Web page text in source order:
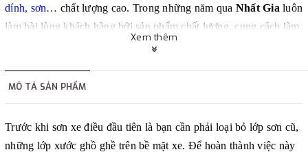
dính, sơn… chất lượng cao. Trong những năm qua Nhất Gia luôn
làm hài lòng khách hàng bởi sản phẩm chất lượng, cung cách làm
việc chuyên nghiệp, giá thành phù hợp và nhiều khuyến mãi hấp
Xem thêm
MÔ TẢ SẢN PHẨM
Trước khi sơn xe điều đầu tiên là bạn cần phải loại bỏ lớp sơn cũ,
những lớp xước ghồ ghề trên bề mặt xe. Để hoàn thành việc này